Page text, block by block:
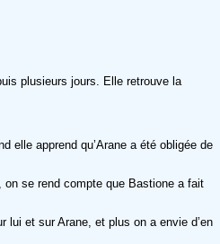
plusieurs jours. Elle retrouve la
elle apprend qu’Arane a été obligée de
on se rend compte que Bastione a fait
lui et sur Arane, et plus on a envie d’en